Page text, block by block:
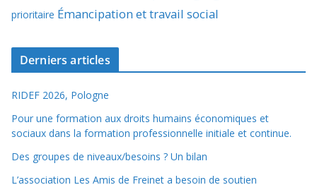
prioritaire Émancipation et travail social
Derniers articles
RIDEF 2026, Pologne
Pour une formation aux droits humains économiques et
sociaux dans la formation professionnelle initiale et continue.
Des groupes de niveaux/besoins ? Un bilan
L’association Les Amis de Freinet a besoin de soutien